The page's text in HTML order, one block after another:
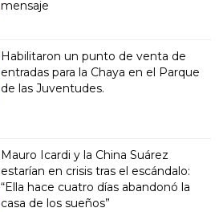
mensaje
Habilitaron un punto de venta de
entradas para la Chaya en el Parque
de las Juventudes.
Mauro Icardi y la China Suárez
estarían en crisis tras el escándalo:
“Ella hace cuatro días abandonó la
casa de los sueños”